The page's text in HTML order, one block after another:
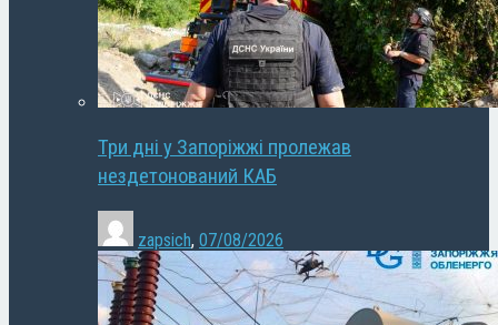
Три дні у Запоріжжі пролежав
нездетонований КАБ
zapsich, 07/08/2026